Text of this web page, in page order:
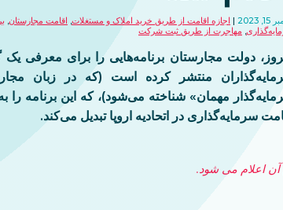
2023 اجازه اقامت از طریق خرید املاک و مستغلات اقامت مجارستان
مهاجرت از طریق ثبت شرکت
دولت مجارستان برنامه‌هایی را برای معرفی یک
منتشر کرده است (که در زبان
مهمان» شناخته می‌شود)، که این برنامه را
سرمایه‌گذاری در اتحادیه اروپا تبدیل می‌کند.